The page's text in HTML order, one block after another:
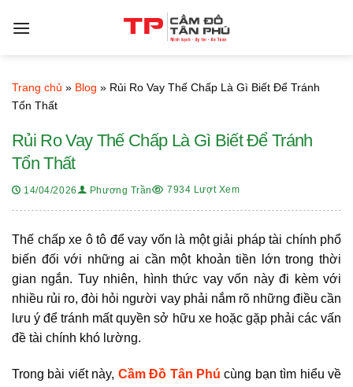
qua
Trang chủ » Blog » Rủi Ro Vay Thế Chấp Là Gì Biết Để Tránh
Tổn Thất
Rủi Ro Vay Thế Chấp Là Gì Biết Để Tránh
Tổn Thất
14/04/2026 Phương Trần 7934 Lượt Xem
Thế chấp xe ô tô để vay vốn là một giải pháp tài chính phổ
biến đối với những ai cần một khoản tiền lớn trong thời
gian ngắn. Tuy nhiên, hình thức vay vốn này đi kèm với
nhiều rủi ro, đòi hỏi người vay phải nắm rõ những điều cần
lưu ý để tránh mất quyền sở hữu xe hoặc gặp phải các vấn
đề tài chính khó lường.
Trong bài viết này, Cầm Đồ Tân Phú cùng bạn tìm hiểu về